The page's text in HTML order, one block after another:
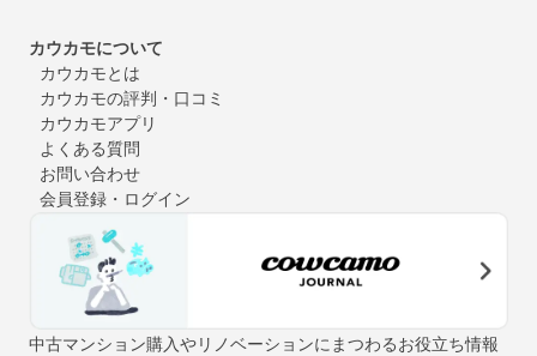
カウカモについて
カウカモとは
カウカモの評判・口コミ
カウカモアプリ
よくある質問
お問い合わせ
会員登録・ログイン
中古マンション購入やリノベーションにまつわるお役立ち情報